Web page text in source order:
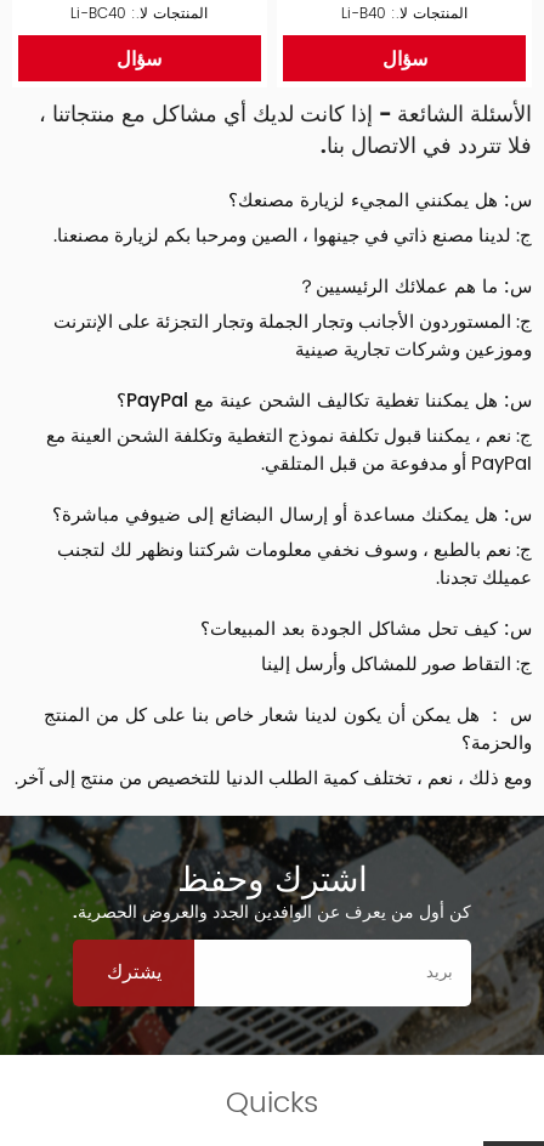
المنتجات لا.: Li-B40
سؤال
المنتجات لا.: Li-BC40
سؤال
الأسئلة الشائعة - إذا كانت لديك أي مشاكل مع منتجاتنا ،
فلا تتردد في الاتصال بنا.
س: هل يمكنني المجيء لزيارة مصنعك؟
ج: لدينا مصنع ذاتي في جينهوا ، الصين ومرحبا بكم لزيارة مصنعنا.
س: ما هم عملائك الرئيسيين？
ج: المستوردون الأجانب وتجار الجملة وتجار التجزئة على الإنترنت
وموزعين وشركات تجارية صينية
س: هل يمكننا تغطية تكاليف الشحن عينة مع PayPal؟
ج: نعم ، يمكننا قبول تكلفة نموذج التغطية وتكلفة الشحن العينة مع
PayPal أو مدفوعة من قبل المتلقي.
س: هل يمكنك مساعدة أو إرسال البضائع إلى ضيوفي مباشرة؟
ج: نعم بالطبع ، وسوف نخفي معلومات شركتنا ونظهر لك لتجنب
عميلك تجدنا.
س: كيف تحل مشاكل الجودة بعد المبيعات؟
ج: التقاط صور للمشاكل وأرسل إلينا
س ： هل يمكن أن يكون لدينا شعار خاص بنا على كل من المنتج
والحزمة؟
ومع ذلك ، نعم ، تختلف كمية الطلب الدنيا للتخصيص من منتج إلى آخر.
اشترك وحفظ
كن أول من يعرف عن الوافدين الجدد والعروض الحصرية.
يشترك
Quicks